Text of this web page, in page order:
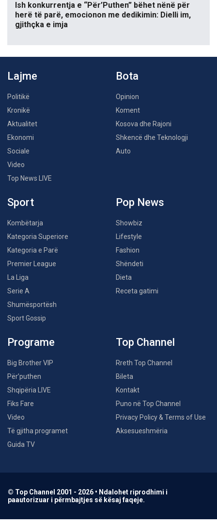
Ish konkurrentja e “Për’Puthen” bëhet nënë për
herë të parë, emocionon me dedikimin: Dielli im,
gjithçka e imja
Lajme
Politikë
Kronikë
Aktualitet
Ekonomi
Sociale
Video
Top News LIVE
Bota
Opinion
Koment
Kosova dhe Rajoni
Shkencë dhe Teknologji
Auto
Sport
Kombëtarja
Kategoria Superiore
Kategoria e Parë
Premier League
La Liga
Serie A
Shumësportësh
Sport Gossip
Pop News
Showbiz
Lifestyle
Fashion
Shëndeti
Dieta
Receta gatimi
Programe
Big Brother VIP
Për’puthen
Shqipëria LIVE
Fiks Fare
Video
Të gjitha programet
Guida TV
Top Channel
Rreth Top Channel
Bileta
Kontakt
Puno në Top Channel
Privacy Policy & Terms of Use
Aksesueshmëria
© Top Channel 2001 - 2026 • Ndalohet riprodhimi i
paautorizuar i përmbajtjes së kësaj faqeje.